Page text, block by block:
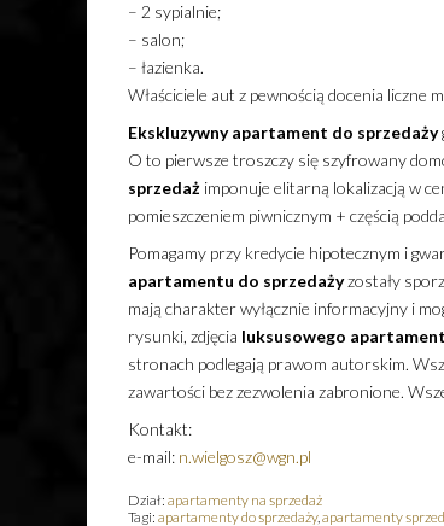
– 2 sypialnie;
– salon;
– łazienka.
Właściciele aut z pewnością docenia liczne
Ekskluzywny apartament do sprzedaży
O to pierwsze troszczy się szyfrowany
sprzedażimponuje elitarną lokalizacją w
pomieszczeniem piwnicznym + częścią
Pomagamy przy kredycie hipotecznym i
apartamentu do sprzedażyzostały
mają charakter wyłącznie informacyjny i
rysunki, zdjęcia luksusowego
stronach podlegają prawom autorskim.
zawartości bez zezwolenia zabronione.
Kontakt:
e-mail: n.wielgosz@wgn.pl
Dział: apartamenty na sprzedaż
Tagi: apartamenty do sprzedaży,apartamenty